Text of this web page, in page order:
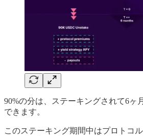
90%の分は、ステーキングされて6ヶ
できます。
このステーキング期間中はプロトコ